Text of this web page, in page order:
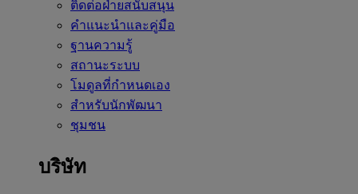
ติดต่อฝ่ายสนับสนุน
คำแนะนำและคู่มือ
ฐานความรู้
สถานะระบบ
โมดูลที่กำหนดเอง
สำหรับนักพัฒนา
ชุมชน
บริษัท